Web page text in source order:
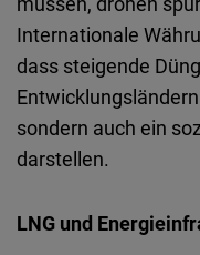
Internationale
dass steigende
sondern auch ein
darstellen.
LNG und